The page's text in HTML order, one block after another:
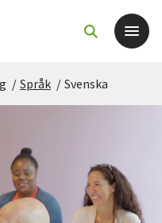
/ Språk / Svenska